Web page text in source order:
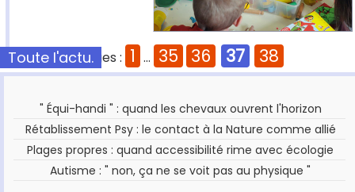
Pages : 1 ... 35 36 37 38
Toute l'actu.
" Équi-handi " : quand les chevaux ouvrent l'horizon
Rétablissement Psy : le contact à la Nature comme allié
Plages propres : quand accessibilité rime avec écologie
Autisme : " non, ça ne se voit pas au physique "